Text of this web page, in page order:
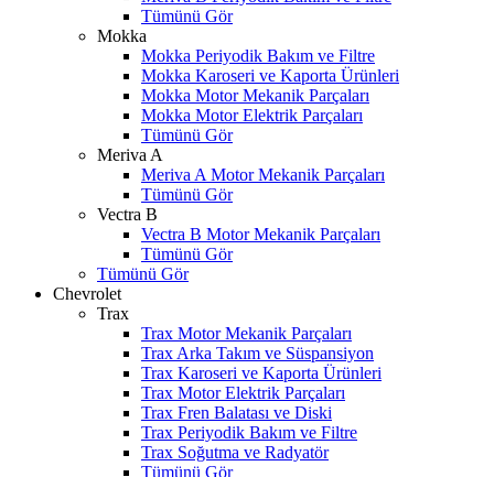
Tümünü Gör
Mokka
Mokka Periyodik Bakım ve Filtre
Mokka Karoseri ve Kaporta Ürünleri
Mokka Motor Mekanik Parçaları
Mokka Motor Elektrik Parçaları
Tümünü Gör
Meriva A
Meriva A Motor Mekanik Parçaları
Tümünü Gör
Vectra B
Vectra B Motor Mekanik Parçaları
Tümünü Gör
Tümünü Gör
Chevrolet
Trax
Trax Motor Mekanik Parçaları
Trax Arka Takım ve Süspansiyon
Trax Karoseri ve Kaporta Ürünleri
Trax Motor Elektrik Parçaları
Trax Fren Balatası ve Diski
Trax Periyodik Bakım ve Filtre
Trax Soğutma ve Radyatör
Tümünü Gör